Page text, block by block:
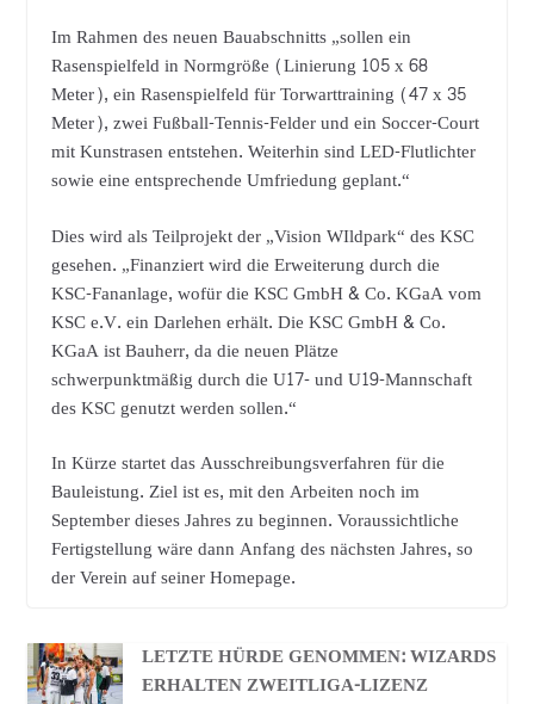
Im Rahmen des neuen Bauabschnitts „sollen ein
Rasenspielfeld in Normgröße (Linierung 105 x 68
Meter), ein Rasenspielfeld für Torwarttraining (47 x 35
Meter), zwei Fußball-Tennis-Felder und ein Soccer-Court
mit Kunstrasen entstehen. Weiterhin sind LED-Flutlichter
sowie eine entsprechende Umfriedung geplant.“
Dies wird als Teilprojekt der „Vision WIldpark“ des KSC
gesehen. „Finanziert wird die Erweiterung durch die
KSC-Fananlage, wofür die KSC GmbH & Co. KGaA vom
KSC e.V. ein Darlehen erhält. Die KSC GmbH & Co.
KGaA ist Bauherr, da die neuen Plätze
schwerpunktmäßig durch die U17- und U19-Mannschaft
des KSC genutzt werden sollen.“
In Kürze startet das Ausschreibungsverfahren für die
Bauleistung. Ziel ist es, mit den Arbeiten noch im
September dieses Jahres zu beginnen. Voraussichtliche
Fertigstellung wäre dann Anfang des nächsten Jahres, so
der Verein auf seiner Homepage.
LETZTE HÜRDE GENOMMEN: WIZARDS
ERHALTEN ZWEITLIGA-LIZENZ